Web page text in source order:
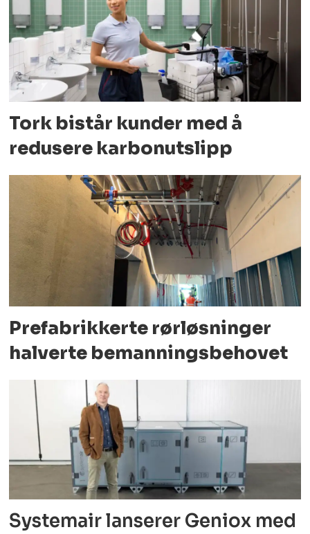
Tork bistår kunder med å
redusere karbonutslipp
Prefabrikkerte rørløsninger
halverte bemanningsbehovet
Systemair lanserer Geniox med